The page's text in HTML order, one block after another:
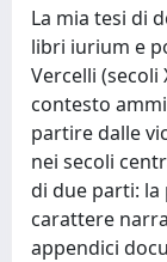
La mia tesi di
libri iurium e
Vercelli (secoli
contesto
partire dalle
nei secoli
di due parti:
carattere
appendici